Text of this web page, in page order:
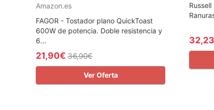
Amazon.es
FAGOR - Tostador plano QuickToast
600W de potencia. Doble resistencia y
6...
21,90€ 36,90€
Ver Oferta